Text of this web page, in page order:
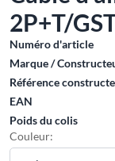
2P+T/
Numéro d'article
Marque /
Référence
EAN
Poids du colis
Couleur: